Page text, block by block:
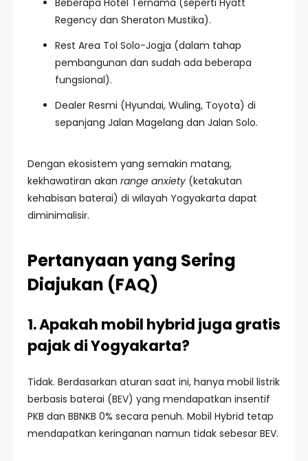
Beberapa Hotel Ternama (seperti Hyatt
Regency dan Sheraton Mustika).
Rest Area Tol Solo-Jogja (dalam tahap
pembangunan dan sudah ada beberapa
fungsional).
Dealer Resmi (Hyundai, Wuling, Toyota) di
sepanjang Jalan Magelang dan Jalan Solo.
Dengan ekosistem yang semakin matang,
kekhawatiran akan range anxiety (ketakutan
kehabisan baterai) di wilayah Yogyakarta dapat
diminimalisir.
Pertanyaan yang Sering
Diajukan (FAQ)
1. Apakah mobil hybrid juga gratis
pajak di Yogyakarta?
Tidak. Berdasarkan aturan saat ini, hanya mobil listrik
berbasis baterai (BEV) yang mendapatkan insentif
PKB dan BBNKB 0% secara penuh. Mobil Hybrid tetap
mendapatkan keringanan namun tidak sebesar BEV.